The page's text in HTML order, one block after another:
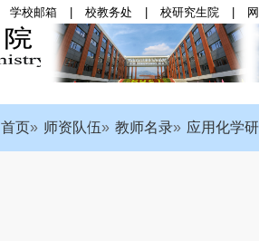
学校邮箱 校教务处 校研究生院
首页 师资队伍 教师名录 应用化学